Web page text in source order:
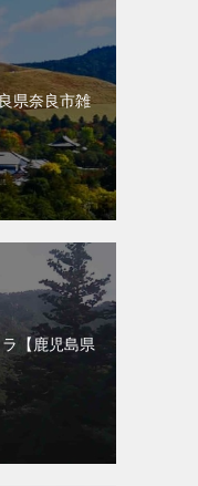
県奈良市雑
【鹿児島県